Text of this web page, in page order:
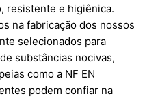
resistente e higiênica.
na fabricação dos nossos
selecionados para
substâncias nocivas,
como a NF EN
podem confiar na